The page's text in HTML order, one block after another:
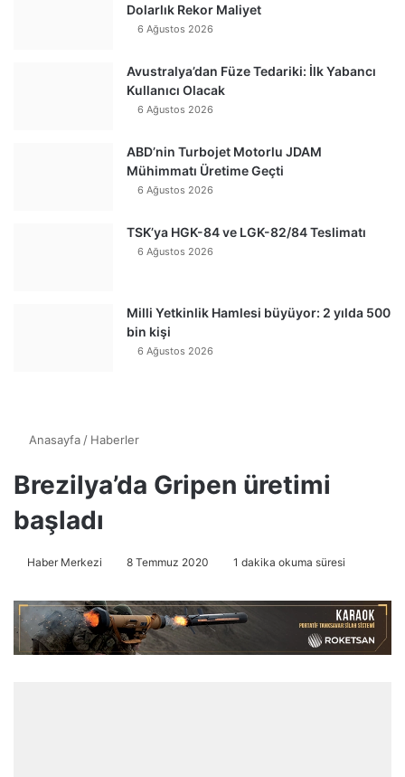
Dolarlık Rekor Maliyet
6 Ağustos 2026
Avustralya’dan Füze Tedariki: İlk Yabancı
Kullanıcı Olacak
6 Ağustos 2026
ABD’nin Turbojet Motorlu JDAM
Mühimmatı Üretime Geçti
6 Ağustos 2026
TSK’ya HGK-84 ve LGK-82/84 Teslimatı
6 Ağustos 2026
Milli Yetkinlik Hamlesi büyüyor: 2 yılda 500
bin kişi
6 Ağustos 2026